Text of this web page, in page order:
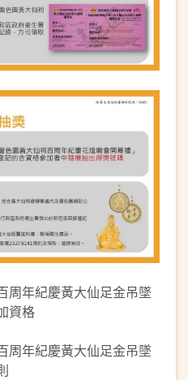
周年紀慶黃大仙足金吊墜
資格
周年紀慶黃大仙足金吊墜